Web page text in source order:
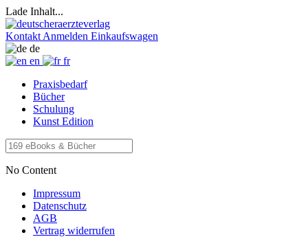
Lade Inhalt...
Kontakt Anmelden Einkaufswagen
de
en
fr
Praxisbedarf
Bücher
Schulung
Kunst Edition
No Content
Impressum
Datenschutz
AGB
Vertrag widerrufen